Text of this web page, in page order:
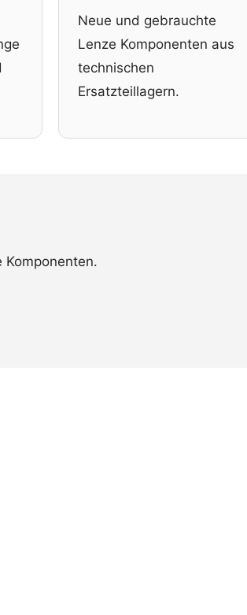
Neue und gebrauchte
Lenze Komponenten aus
technischen
Ersatzteillagern.
Komponenten.